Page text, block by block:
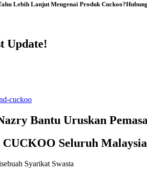
Lebih Lanjut Mengenai Produk
Update!
Bantu Uruskan
CUCKOO Seluruh
Syarikat Swasta